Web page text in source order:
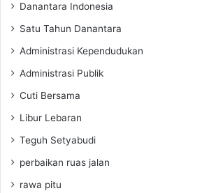
Danantara Indonesia
Satu Tahun Danantara
Administrasi Kependudukan
Administrasi Publik
Cuti Bersama
Libur Lebaran
Teguh Setyabudi
perbaikan ruas jalan
rawa pitu